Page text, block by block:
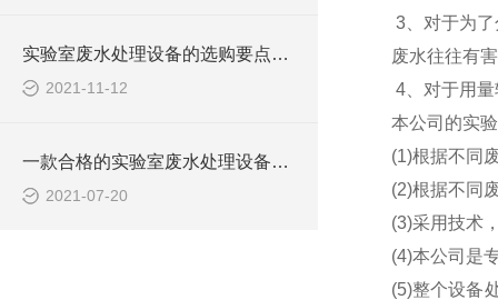
实验室废水处理设备的选购要点，你知道多少？
2021-11-12
一款合格的实验室废水处理设备有哪些性能要求和组成结构？
2021-07-20
3、对于为
废水往往有
4、对于用
本公司的实
(1)根据不同
(2)根据不同
(3)采用技术
(4)本公司是
(5)整个设备